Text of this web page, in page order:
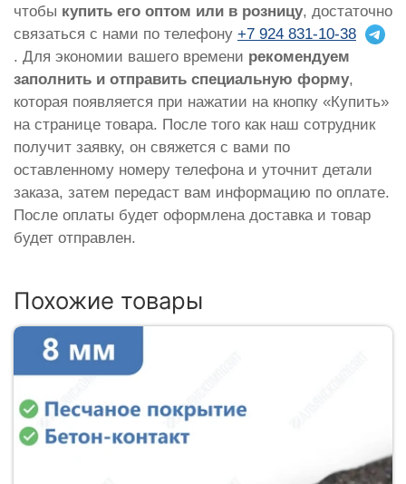
чтобы купить его оптом или в розницу, достаточно
связаться с нами по телефону +7 924 831-10-38
. Для экономии вашего времени рекомендуем
заполнить и отправить специальную форму,
которая появляется при нажатии на кнопку «Купить»
на странице товара. После того как наш сотрудник
получит заявку, он свяжется с вами по
оставленному номеру телефона и уточнит детали
заказа, затем передаст вам информацию по оплате.
После оплаты будет оформлена доставка и товар
будет отправлен.
Похожие товары